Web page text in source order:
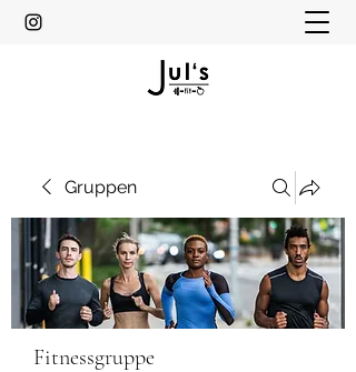
Gruppen
Fitnessgruppe